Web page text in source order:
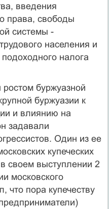
введения
права, свободы
системы -
населения и
налога
ростом буржуазной
буржуазии к
и влиянию на
задавали
Один из ее
купеческих
своем выступлении 2
московского
что пора купечеству